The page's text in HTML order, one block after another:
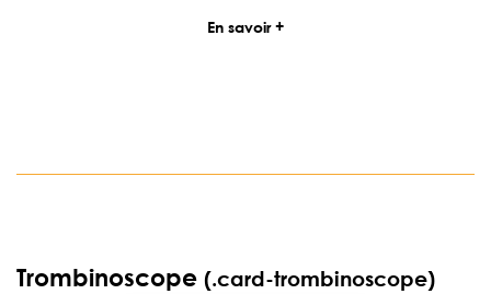
En savoir +
Trombinoscope (.card-trombinoscope)